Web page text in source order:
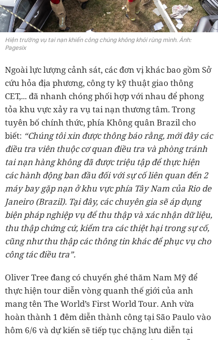
Hiện trường vụ tai nạn khiến công chúng không khỏi rùng mình. Ảnh:
Pagesix
Ngoài lực lượng cảnh sát, các đơn vị khác bao gồm Sở
cứu hỏa địa phương, công ty kỹ thuật giao thông
CET,... đã nhanh chóng phối hợp với nhau để phong
tỏa khu vực xảy ra vụ tai nạn thương tâm. Trong
tuyên bố chính thức, phía Không quân Brazil cho
biết: “Chúng tôi xin được thông báo rằng, mới đây các
điều tra viên thuộc cơ quan điều tra và phòng tránh
tai nạn hàng không đã được triệu tập để thực hiện
các hành động ban đầu đối với sự cố liên quan đến 2
máy bay gặp nạn ở khu vực phía Tây Nam của Rio de
Janeiro (Brazil). Tại đây, các chuyên gia sẽ áp dụng
biện pháp nghiệp vụ để thu thập và xác nhận dữ liệu,
thu thập chứng cứ, kiểm tra các thiệt hại trong sự cố,
cũng như thu thập các thông tin khác để phục vụ cho
công tác điều tra”.
Oliver Tree đang có chuyến ghé thăm Nam Mỹ để
thực hiện tour diễn vòng quanh thế giới của anh
mang tên The World’s First World Tour. Anh vừa
hoàn thành 1 đêm diễn thành công tại São Paulo vào
hôm 6/6 và dự kiến sẽ tiếp tục chặng lưu diễn tại